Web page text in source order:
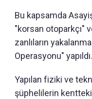
Bu kapsamda
"korsan otoparkçı"
zanlıların
Operasyonu" yapıldı.
Yapılan fiziki ve
şüphelilerin